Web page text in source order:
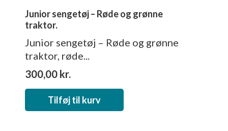
Junior sengetøj – Røde og grønne
traktor.
Junior sengetøj – Røde og grønne
traktor, røde...
300,00 kr.
Tilføj til kurv